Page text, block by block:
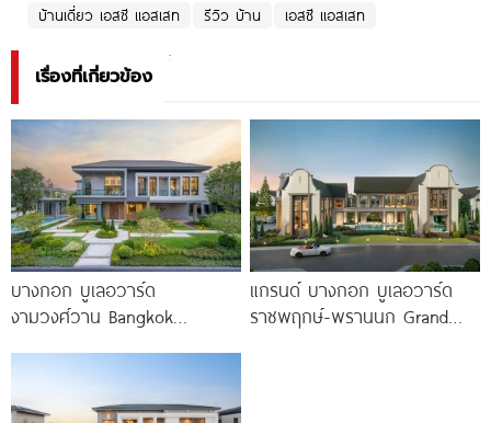
บ้านเดี่ยว เอสซี แอสเสท
รีวิว บ้าน เอสซี แอสเสท
เรื่องที่เกี่ยวข้อง
บางกอก บูเลอวาร์ด
งามวงศ์วาน Bangkok
บ้านเดี่ยว 5 ห้องนอน ใกล้
แกรนด์ บางกอก บูเลอวาร์ด
ราชพฤกษ์-พรานนก Grand